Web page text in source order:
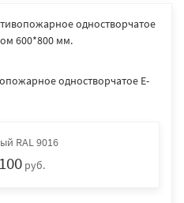
одностворчатое E-
RAL 9016
руб.